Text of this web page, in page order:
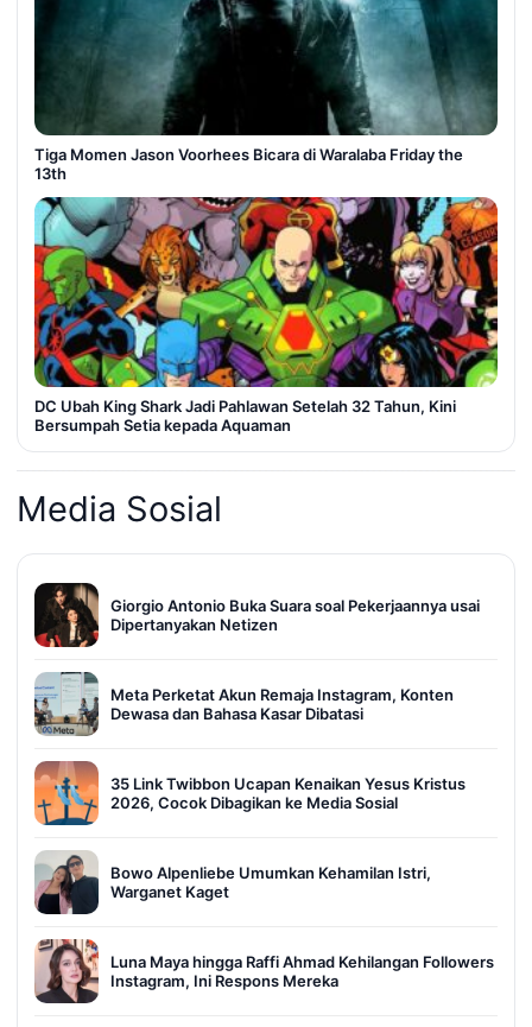
Tiga Momen Jason Voorhees Bicara di Waralaba Friday the
13th
DC Ubah King Shark Jadi Pahlawan Setelah 32 Tahun, Kini
Bersumpah Setia kepada Aquaman
Media Sosial
Giorgio Antonio Buka Suara soal Pekerjaannya usai
Dipertanyakan Netizen
Meta Perketat Akun Remaja Instagram, Konten
Dewasa dan Bahasa Kasar Dibatasi
35 Link Twibbon Ucapan Kenaikan Yesus Kristus
2026, Cocok Dibagikan ke Media Sosial
Bowo Alpenliebe Umumkan Kehamilan Istri,
Warganet Kaget
Luna Maya hingga Raffi Ahmad Kehilangan Followers
Instagram, Ini Respons Mereka